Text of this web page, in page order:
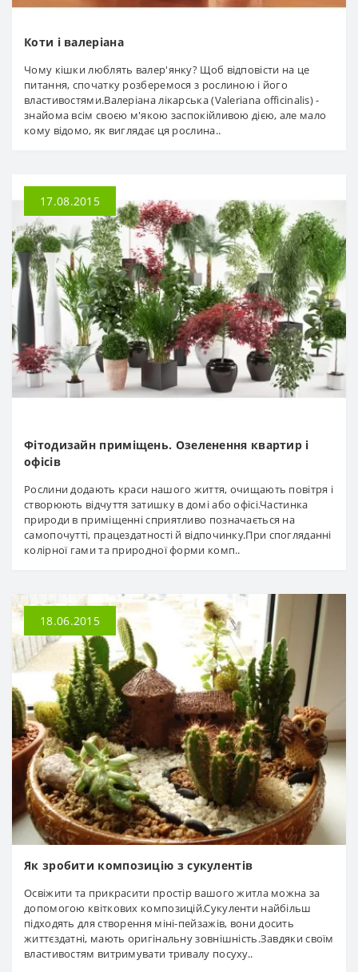
Коти і валеріана
Чому кішки люблять валер'янку? Щоб відповісти на це
питання, спочатку розберемося з рослиною і його
властивостями.Валеріана лікарська (Valeriana officinalis) -
знайома всім своєю м'якою заспокійливою дією, але мало
кому відомо, як виглядає ця рослина..
17.08.2015
Фітодизайн приміщень. Озеленення квартир і
офісів
Рослини додають краси нашого життя, очищають повітря і
створюють відчуття затишку в домі або офісі.Частинка
природи в приміщенні сприятливо позначається на
самопочутті, працездатності й відпочинку.При спогляданні
колірної гами та природної форми комп..
18.06.2015
Як зробити композицію з сукулентів
Освіжити та прикрасити простір вашого житла можна за
допомогою квіткових композицій.Сукуленти найбільш
підходять для створення міні-пейзажів, вони досить
життєздатні, мають оригінальну зовнішність.Завдяки своїм
властивостям витримувати тривалу посуху..